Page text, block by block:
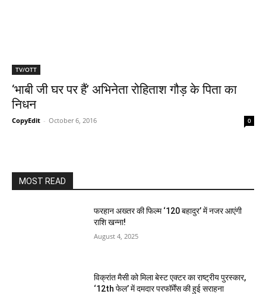
TV/OTT
‘भाबी जी घर पर हैं’ अभिनेता रोहिताश गौड़ के पिता का
निधन
CopyEdit - October 6, 2016 0
MOST READ
फरहान अख्तर की फिल्म ‘120 बहादुर’ में नजर आएंगी
राशि खन्ना!
August 4, 2025
विक्रांत मैसी को मिला बेस्ट एक्टर का राष्ट्रीय पुरस्कार,
‘12th फेल’ में दमदार परफॉर्मेंस की हुई सराहना